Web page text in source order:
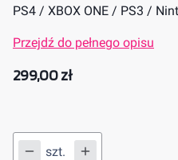
PS4 / XBOX ONE / PS3 /
Przejdź do pełnego opisu
Cena
299,00 zł
szt.